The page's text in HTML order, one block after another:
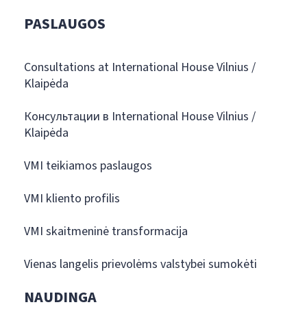
PASLAUGOS
Consultations at International House Vilnius /
Klaipėda
Консультации в International House Vilnius /
Klaipėda
VMI teikiamos paslaugos
VMI kliento profilis
VMI skaitmeninė transformacija
Vienas langelis prievolėms valstybei sumokėti
NAUDINGA